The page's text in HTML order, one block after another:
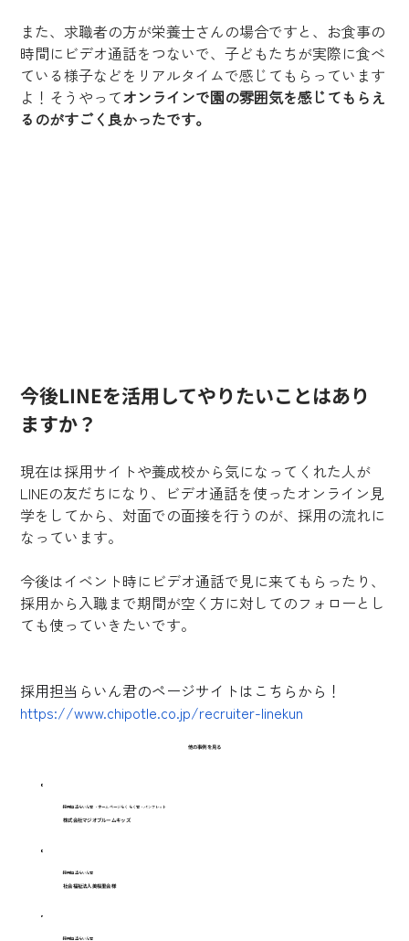
また、求職者の方が栄養士さんの場合ですと、お食事の
時間にビデオ通話をつないで、子どもたちが実際に食べ
ている様子などをリアルタイムで感じてもらっています
よ！そうやってオンラインで園の雰囲気を感じてもらえ
るのがすごく良かったです。
今後LINEを活用してやりたいことはあり
ますか？
現在は採用サイトや養成校から気になってくれた人が
LINEの友だちになり、ビデオ通話を使ったオンライン見
学をしてから、対面での面接を行うのが、採用の流れに
なっています。
今後はイベント時にビデオ通話で見に来てもらったり、
採用から入職まで期間が空く方に対してのフォローとし
ても使っていきたいです。
採用担当らいん君のページサイトはこちらから！
https://www.chipotle.co.jp/recruiter-linekun
他の事例を見る
採用担当らいん君・ホームページらくらく君・パンフレット
株式会社マジオブルームキッズ
採用担当らいん君
社会福祉法人美桜里会様
採用担当らいん君